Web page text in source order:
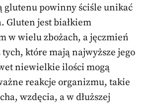
glutenu powinny ściśle unikać
Gluten jest białkiem
w wielu zbożach, a jęczmień
które mają najwyższe jego
niewielkie ilości mogą
reakcje organizmu, takie
wzdęcia, a w dłuższej